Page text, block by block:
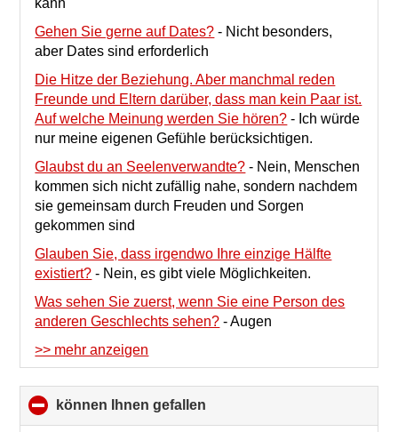
kann
Gehen Sie gerne auf Dates? - Nicht besonders,
aber Dates sind erforderlich
Die Hitze der Beziehung. Aber manchmal reden
Freunde und Eltern darüber, dass man kein Paar ist.
Auf welche Meinung werden Sie hören? - Ich würde
nur meine eigenen Gefühle berücksichtigen.
Glaubst du an Seelenverwandte? - Nein, Menschen
kommen sich nicht zufällig nahe, sondern nachdem
sie gemeinsam durch Freuden und Sorgen
gekommen sind
Glauben Sie, dass irgendwo Ihre einzige Hälfte
existiert? - Nein, es gibt viele Möglichkeiten.
Was sehen Sie zuerst, wenn Sie eine Person des
anderen Geschlechts sehen? -Augen
>> mehr anzeigen
können Ihnen gefallen
to